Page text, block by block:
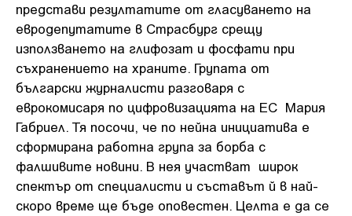
представи резултатите от гласуването на
евродепутатите в Страсбург срещу
използването на глифозат и фосфати при
съхранението на храните. Групата от
български журналисти разговаря с
еврокомисаря по цифровизацията на ЕС Мария
Габриел. Тя посочи, че по нейна инициатива е
сформирана работна група за борба с
фалшивите новини. В нея участват широк
спектър от специалисти и съставът й в най-
скоро време ще бъде оповестен. Целта е да се